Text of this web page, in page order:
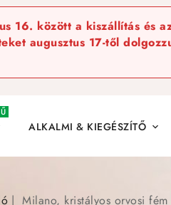
16. között a kiszállítás és
augusztus 17-től
ALKALMI & KIEGÉSZÍTŐ 
Milano, kristályos orvosi